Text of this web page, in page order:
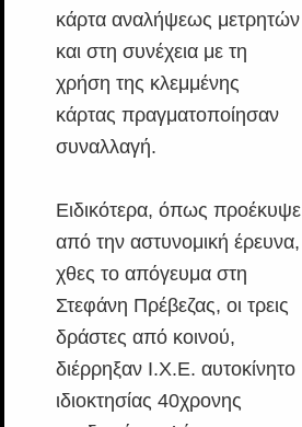
κάρτα αναλήψεως μετρητών
και στη συνέχεια με τη
χρήση της κλεμμένης
κάρτας πραγματοποίησαν
συναλλαγή.
Ειδικότερα, όπως προέκυψε
από την αστυνομική έρευνα,
χθες το απόγευμα στη
Στεφάνη Πρέβεζας, οι τρεις
δράστες από κοινού,
διέρρηξαν Ι.Χ.Ε. αυτοκίνητο
ιδιοκτησίας 40χρονης